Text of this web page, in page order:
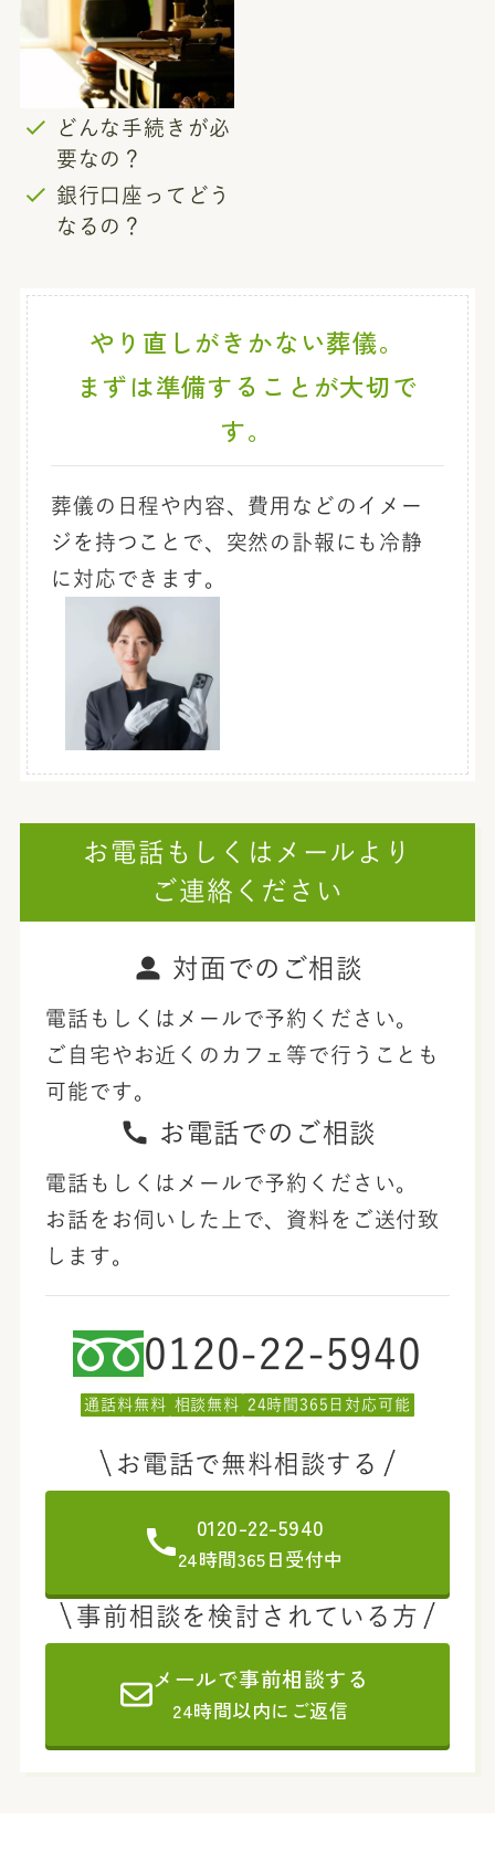
どんな手続きが必
要なの？
銀行口座ってどう
なるの？
やり直しがきかない葬儀。
まずは準備することが大切で
す。
葬儀の日程や内容、費用などのイメー
ジを持つことで、突然の訃報にも冷静
に対応できます。
お電話もしくはメールより
ご連絡ください
対面でのご相談
電話もしくはメールで予約ください。
ご自宅やお近くのカフェ等で行うことも
可能です。
お電話でのご相談
電話もしくはメールで予約ください。
お話をお伺いした上で、資料をご送付致
します。
0120-22-5940
通話料無料 相談無料 24時間365日対応可能
お電話で無料相談する
0120-22-5940
24時間365日受付中
事前相談を検討されている方
メールで事前相談する
24時間以内にご返信